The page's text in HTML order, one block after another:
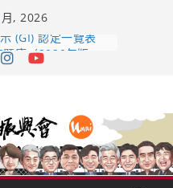
, 2026
(GI) 認定一覽表
庫（2026年版
背後的密碼
上手 – 山形純米大
～ くどき上手